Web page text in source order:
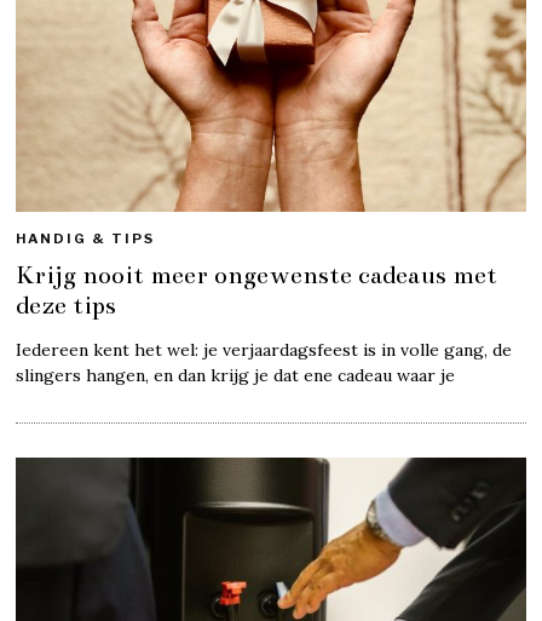
HANDIG & TIPS
Krijg nooit meer ongewenste cadeaus met
deze tips
Iedereen kent het wel: je verjaardagsfeest is in volle gang, de
slingers hangen, en dan krijg je dat ene cadeau waar je